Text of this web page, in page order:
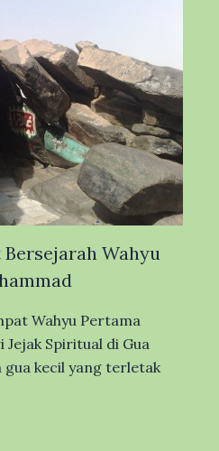
Wahyu
Wahyu Pertama
Spiritual di Gua
gua kecil yang terletak